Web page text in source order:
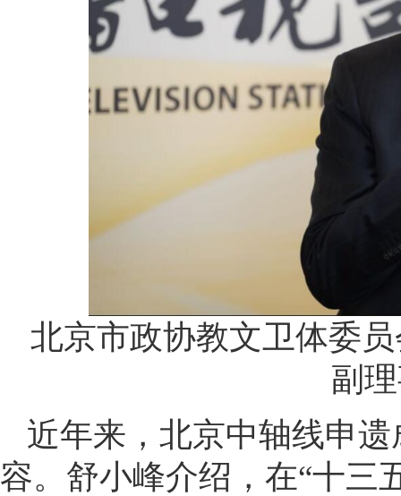
北京市政协教文卫体委
副
近年来，北京中轴线申
容。舒小峰介绍，在“十三